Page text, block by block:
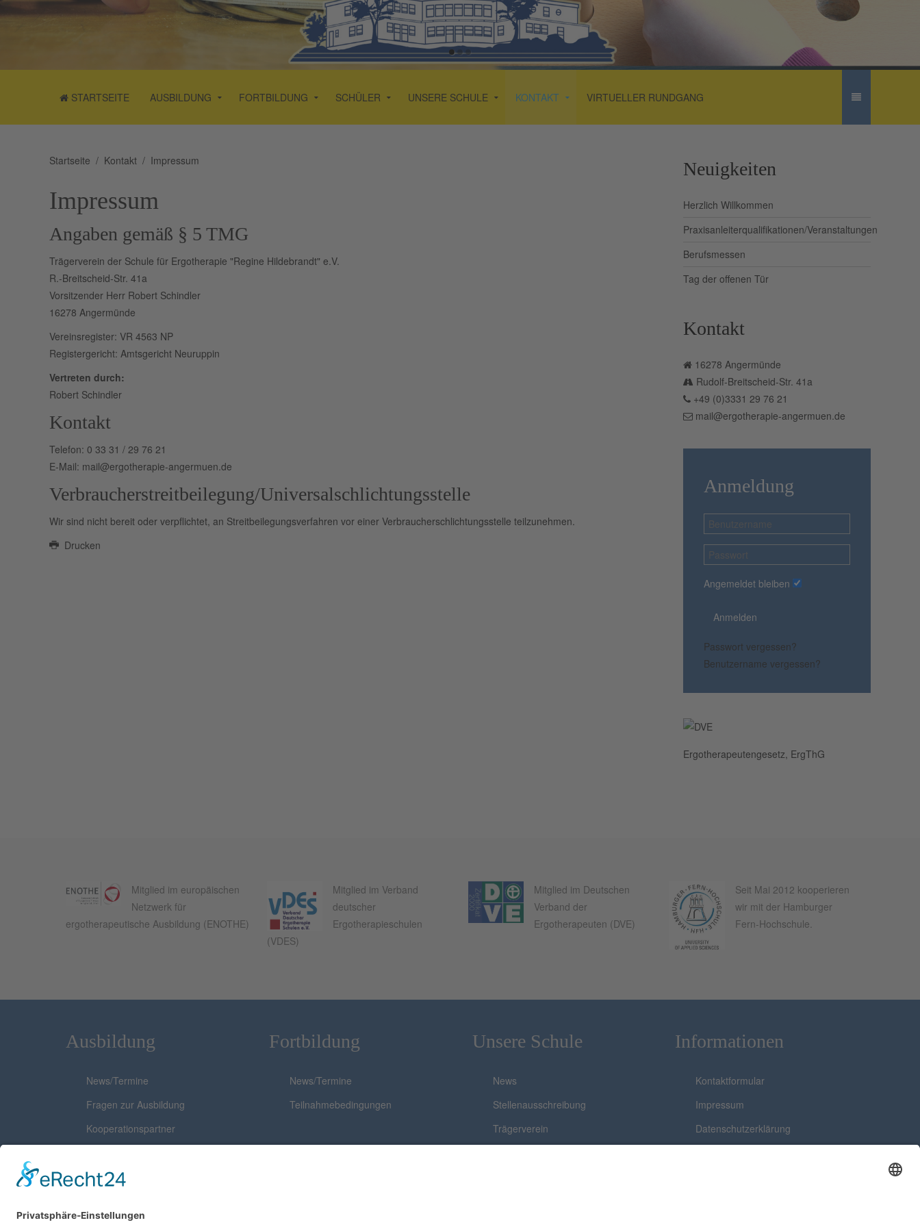
STARTSEITE AUSBILDUNG FORTBILDUNG SCHÜLER UNSERE SCHULE KONTAKT VIRTUELLER RUNDGANG
Startseite Kontakt Impressum
Impressum
Angaben gemäß § 5 TMG
Trägerverein der Schule für Ergotherapie "Regine Hildebrandt" e.V.
R.-Breitscheid-Str. 41a
Vorsitzender Herr Robert Schindler
16278 Angermünde
Vereinsregister: VR 4563 NP
Registergericht: Amtsgericht Neuruppin
Vertreten durch:
Robert Schindler
Kontakt
Telefon: 0 33 31 / 29 76 21
E-Mail: mail@ergotherapie-angermuen.de
Verbraucher­streit­beilegung/Universal­schlichtungs­stelle
Wir sind nicht bereit oder verpflichtet, an Streitbeilegungsverfahren vor einer Verbraucherschlichtungsstelle teilzunehmen.
Drucken
Neuigkeiten
Herzlich Willkommen
Praxisanleiterqualifikationen/Veranstaltungen
Berufsmessen
Tag der offenen Tür
Kontakt
16278 Angermünde
Rudolf-Breitscheid-Str. 41a
+49 (0)3331 29 76 21
mail@ergotherapie-angermuen.de
Anmeldung
Angemeldet bleiben
Anmelden
Passwort vergessen?
Benutzername vergessen?
Ergotherapeutengesetz, ErgThG
Mitglied im europäischen
Netzwerk für
ergotherapeutische Ausbildung (ENOTHE)
Mitglied im Verband
deutscher
Ergotherapieschulen
(VDES)
Mitglied im Deutschen
Verband der
Ergotherapeuten (DVE)
Seit Mai 2012 kooperieren
wir mit der Hamburger
Fern-Hochschule.
Ausbildung
News/Termine
Fragen zur Ausbildung
Kooperationspartner
Zertifizierungen
Fortbildung
News/Termine
Teilnahmebedingungen
Unsere Schule
News
Stellenausschreibung
Trägerverein
Informationen
Kontaktformular
Impressum
Datenschutzerklärung